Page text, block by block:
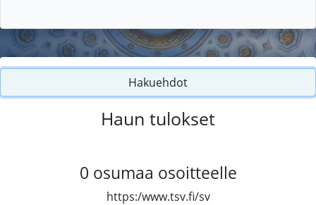
Hakuehdot
Haun tulokset
0 osumaa osoitteelle
https:/www.tsv.fi/sv